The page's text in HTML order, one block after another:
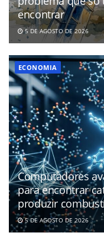
encontrar
5 DE AGOSTO DE 2026
ECONOMIA
Computadores
para encontrar
produzir
5 DE AGOSTO DE 2026